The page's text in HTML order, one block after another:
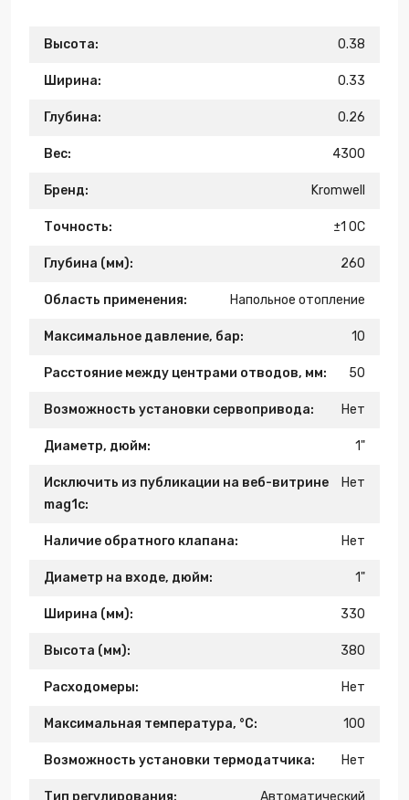
Высота: 0.38
Ширина: 0.33
Глубина: 0.26
Вес: 4300
Бренд: Kromwell
Точность: ±1 OC
Глубина (мм): 260
Область применения: Напольное отопление
Максимальное давление, бар: 10
Расстояние между центрами отводов, мм: 50
Возможность установки сервопривода: Нет
Диаметр, дюйм: 1"
Исключить из публикации на веб-витрине
mag1c:
Нет
Наличие обратного клапана: Нет
Диаметр на входе, дюйм: 1"
Ширина (мм): 330
Высота (мм): 380
Расходомеры: Нет
Максимальная температура, °С: 100
Возможность установки термодатчика: Нет
Тип регулирования: Автоматический